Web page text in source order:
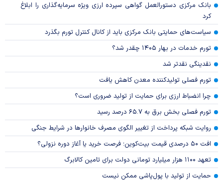
بانک مرکزی دستورالعمل گواهی سپرده ارزی ویژه سرمایه‌گذاری را ابلاغ
کرد
سیاست‌های حمایتی بانک مرکزی باید از کانال کنترل تورم بگذرد
تورم خدمات در بهار ۱۴۰۵ چقدر شد؟
نقدینگی نقدتر شد
تورم فصلی تولیدکننده معدن کاهش یافت
چرا انضباط ارزی برای حمایت از تولید ضروری است؟
تورم فصلی بخش برق به ۶۵.۷ درصد رسید
روایت شبکه پرداخت از تغییر الگوی مصرف خانوار‌ها در شرایط جنگی
افت ۵۰ درصدی قیمت بیت‌کوین؛ فرصت خرید یا آغاز دوره نزولی؟
تعهد ۱۱۰۰ هزار میلیارد تومانی دولت برای تامین کالابرگ
حمایت از تولید با پول‌پاشی ممکن نیست